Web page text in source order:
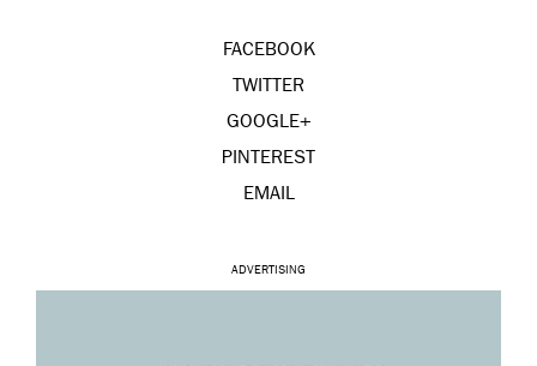
FACEBOOK
TWITTER
GOOGLE+
PINTEREST
EMAIL
ADVERTISING